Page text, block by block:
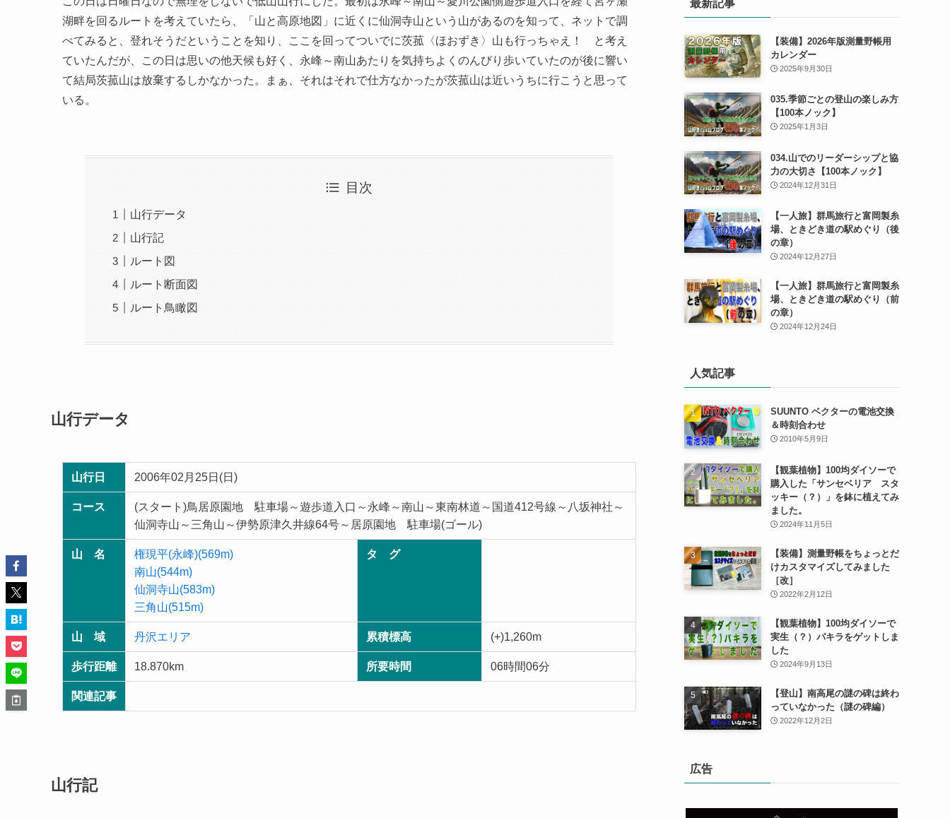
湖畔を回るルートを考えていたら、「山と高原地図」に近くに仙洞寺山という山があるのを知って、ネットで調
べてみると、登れそうだということを知り、ここを回ってついでに茨菰〈ほおずき〉山も行っちゃえ！ と考え
ていたんだが、この日は思いの他天候も好く、永峰～南山あたりを気持ちよくのんびり歩いていたのが後に響い
て結局茨菰山は放棄するしかなかった。まぁ、それはそれで仕方なかったが茨菰山は近いうちに行こうと思って
いる。
目次
山行データ
山行記
ルート図
ルート断面図
ルート鳥瞰図
山行データ
山行日 2006年02月25日(日)
コース
(スタート)鳥居原園地 駐車場～遊歩道入口～永峰～南山～東南林道～国道412号線～八坂神社～
仙洞寺山～三角山～伊勢原津久井線64号～居原園地 駐車場(ゴール)
山 名
権現平(永峰)(569m)
南山(544m)
仙洞寺山(583m)
三角山(515m)
タ グ
山 域 丹沢エリア 累積標高 (+)1,260m
歩行距離 18.870km 所要時間 06時間06分
関連記事
山行記
最新記事
【装備】2026年版測量野帳用
カレンダー
2025年9月30日
035.季節ごとの登山の楽しみ方
【100本ノック】
2025年1月3日
034.山でのリーダーシップと協
力の大切さ【100本ノック】
2024年12月31日
【一人旅】群馬旅行と富岡製糸
場、ときどき道の駅めぐり（後
の章）
2024年12月27日
【一人旅】群馬旅行と富岡製糸
場、ときどき道の駅めぐり（前
の章）
2024年12月24日
人気記事
SUUNTO ベクターの電池交換
＆時刻合わせ
2010年5月9日
【観葉植物】100均ダイソーで
購入した「サンセベリア スタ
ッキー（？）」を鉢に植えてみ
ました。
2024年11月5日
【装備】測量野帳をちょっとだ
けカスタマイズしてみました
［改］
2022年2月12日
【観葉植物】100均ダイソーで
実生（？）パキラをゲットしま
した
2024年9月13日
【登山】南高尾の謎の碑は終わ
っていなかった（謎の碑編）
2022年12月2日
広告